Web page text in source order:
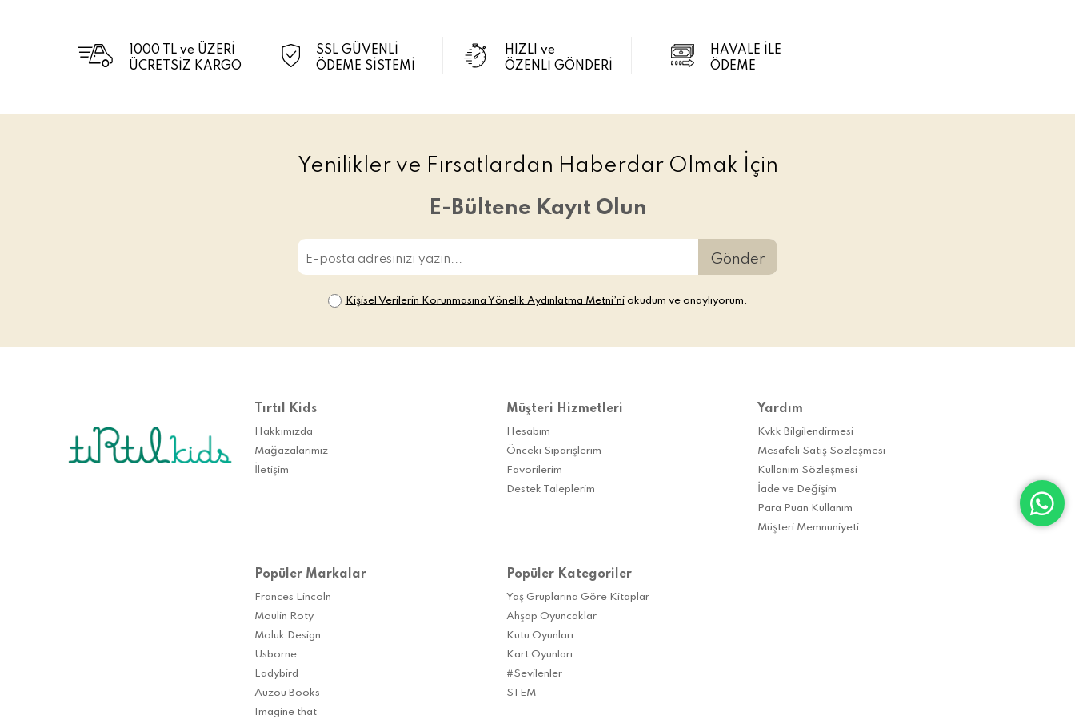
1000 TL ve ÜZERİ
ÜCRETSİZ KARGO
SSL GÜVENLİ
ÖDEME SİSTEMİ
HIZLI ve
ÖZENLİ GÖNDERİ
HAVALE İLE
ÖDEME
Yenilikler ve Fırsatlardan Haberdar Olmak İçin
E-Bültene Kayıt Olun
Gönder
Kişisel Verilerin Korunmasına Yönelik Aydınlatma Metni’ni okudum ve onaylıyorum.
Tırtıl Kids
Hakkımızda
Mağazalarımız
İletişim
Müşteri Hizmetleri
Hesabım
Önceki Siparişlerim
Favorilerim
Destek Taleplerim
Yardım
Kvkk Bilgilendirmesi
Mesafeli Satış Sözleşmesi
Kullanım Sözleşmesi
İade ve Değişim
Para Puan Kullanım
Müşteri Memnuniyeti
Popüler Markalar
Frances Lincoln
Moulin Roty
Moluk Design
Usborne
Ladybird
Auzou Books
Imagine that
Popüler Kategoriler
Yaş Gruplarına Göre Kitaplar
Ahşap Oyuncaklar
Kutu Oyunları
Kart Oyunları
#Sevilenler
STEM